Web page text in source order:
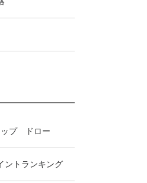
プ ドロー
トランキング